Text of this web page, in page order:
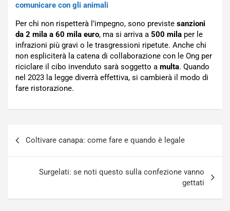
comunicare con gli animali
Per chi non rispetterà l’impegno, sono previste sanzioni
da 2 mila a 60 mila euro, ma si arriva a 500 mila per le
infrazioni più gravi o le trasgressioni ripetute. Anche chi
non espliciterà la catena di collaborazione con le Ong per
riciclare il cibo invenduto sarà soggetto a multa. Quando
nel 2023 la legge diverrà effettiva, si cambierà il modo di
fare ristorazione.
Coltivare canapa: come fare e quando è legale
Surgelati: se noti questo sulla confezione vanno
gettati